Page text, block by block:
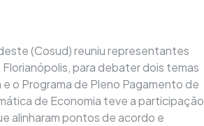
(Cosud) reuniu representantes
para debater dois temas
o Programa de Pleno Pagamento de
de Economia teve a participação
alinharam pontos de acordo e